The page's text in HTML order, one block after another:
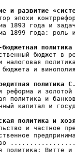
и развитие
эпохи
1893 года и
1899 года: роль
бюджет в
налоговая
и
политика
реформа и
политика и
капитал и
политика и
и частное
политика: Витте